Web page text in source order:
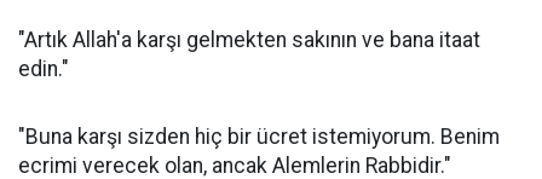
"Artık Allah'a karşı gelmekten sakının ve bana itaat
edin."
"Buna karşı sizden hiç bir ücret istemiyorum. Benim
ecrimi verecek olan, ancak Alemlerin Rabbidir."